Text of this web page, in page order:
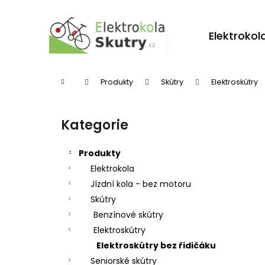
Domů Produkty Skútry Elektroskútry
Přeskočit
kategorie
Kategorie
Produkty
Elektrokola
Jízdní kola - bez motoru
Skútry
Benzínové skútry
Elektroskútry
Elektroskútry bez řidičáku
Seniorské skútry
Zpět
Zpět